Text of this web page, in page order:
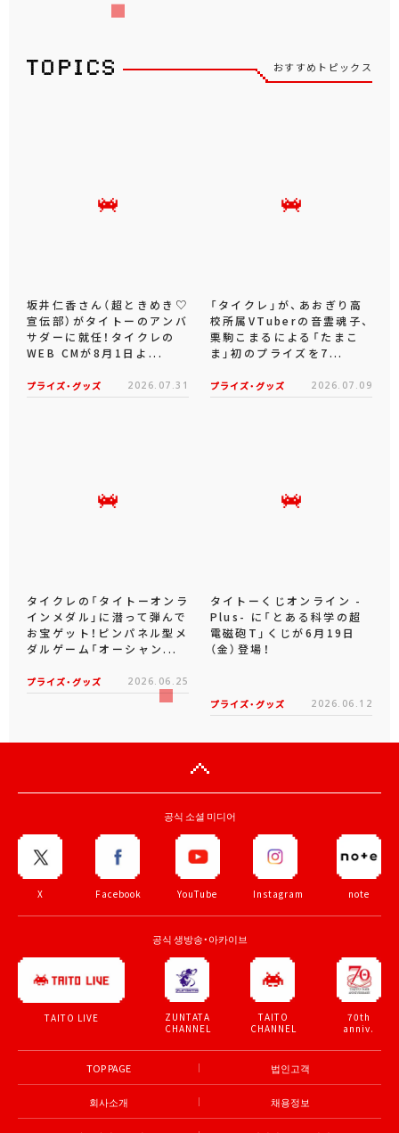
おすすめトピックス
坂井仁香さん（超ときめき♡
宣伝部）がタイトーのアンバ
サダーに就任！タイクレの
WEB CMが8月1日よ...
プライズ・グッズ 2026.07.31
「タイクレ」が、あおぎり高
校所属VTuberの音霊魂子、
栗駒こまるによる「たまこ
ま」初のプライズを7...
プライズ・グッズ 2026.07.09
タイクレの「タイトーオンラ
インメダル」に潜って弾んで
お宝ゲット！ピンパネル型メ
ダルゲーム「オーシャン...
プライズ・グッズ 2026.06.25
タイトーくじオンライン -
Plus- に「とある科学の超
電磁砲T」くじが6月19日
（金）登場！
プライズ・グッズ 2026.06.12
공식 소셜 미디어
X Facebook YouTube Instagram note
공식 생방송・아카이브
TAITO LIVE
ZUNTATA
CHANNEL
TAITO
CHANNEL
70th
anniv.
TOP PAGE 법인고객
회사소개 채용정보